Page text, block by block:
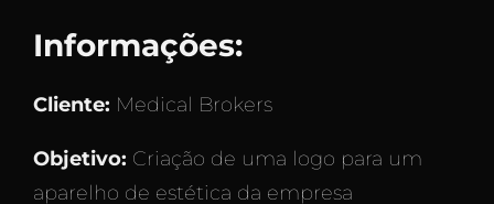
Informações:
Cliente: Medical Brokers
Objetivo: Criação de uma logo para um
aparelho de estética da empresa